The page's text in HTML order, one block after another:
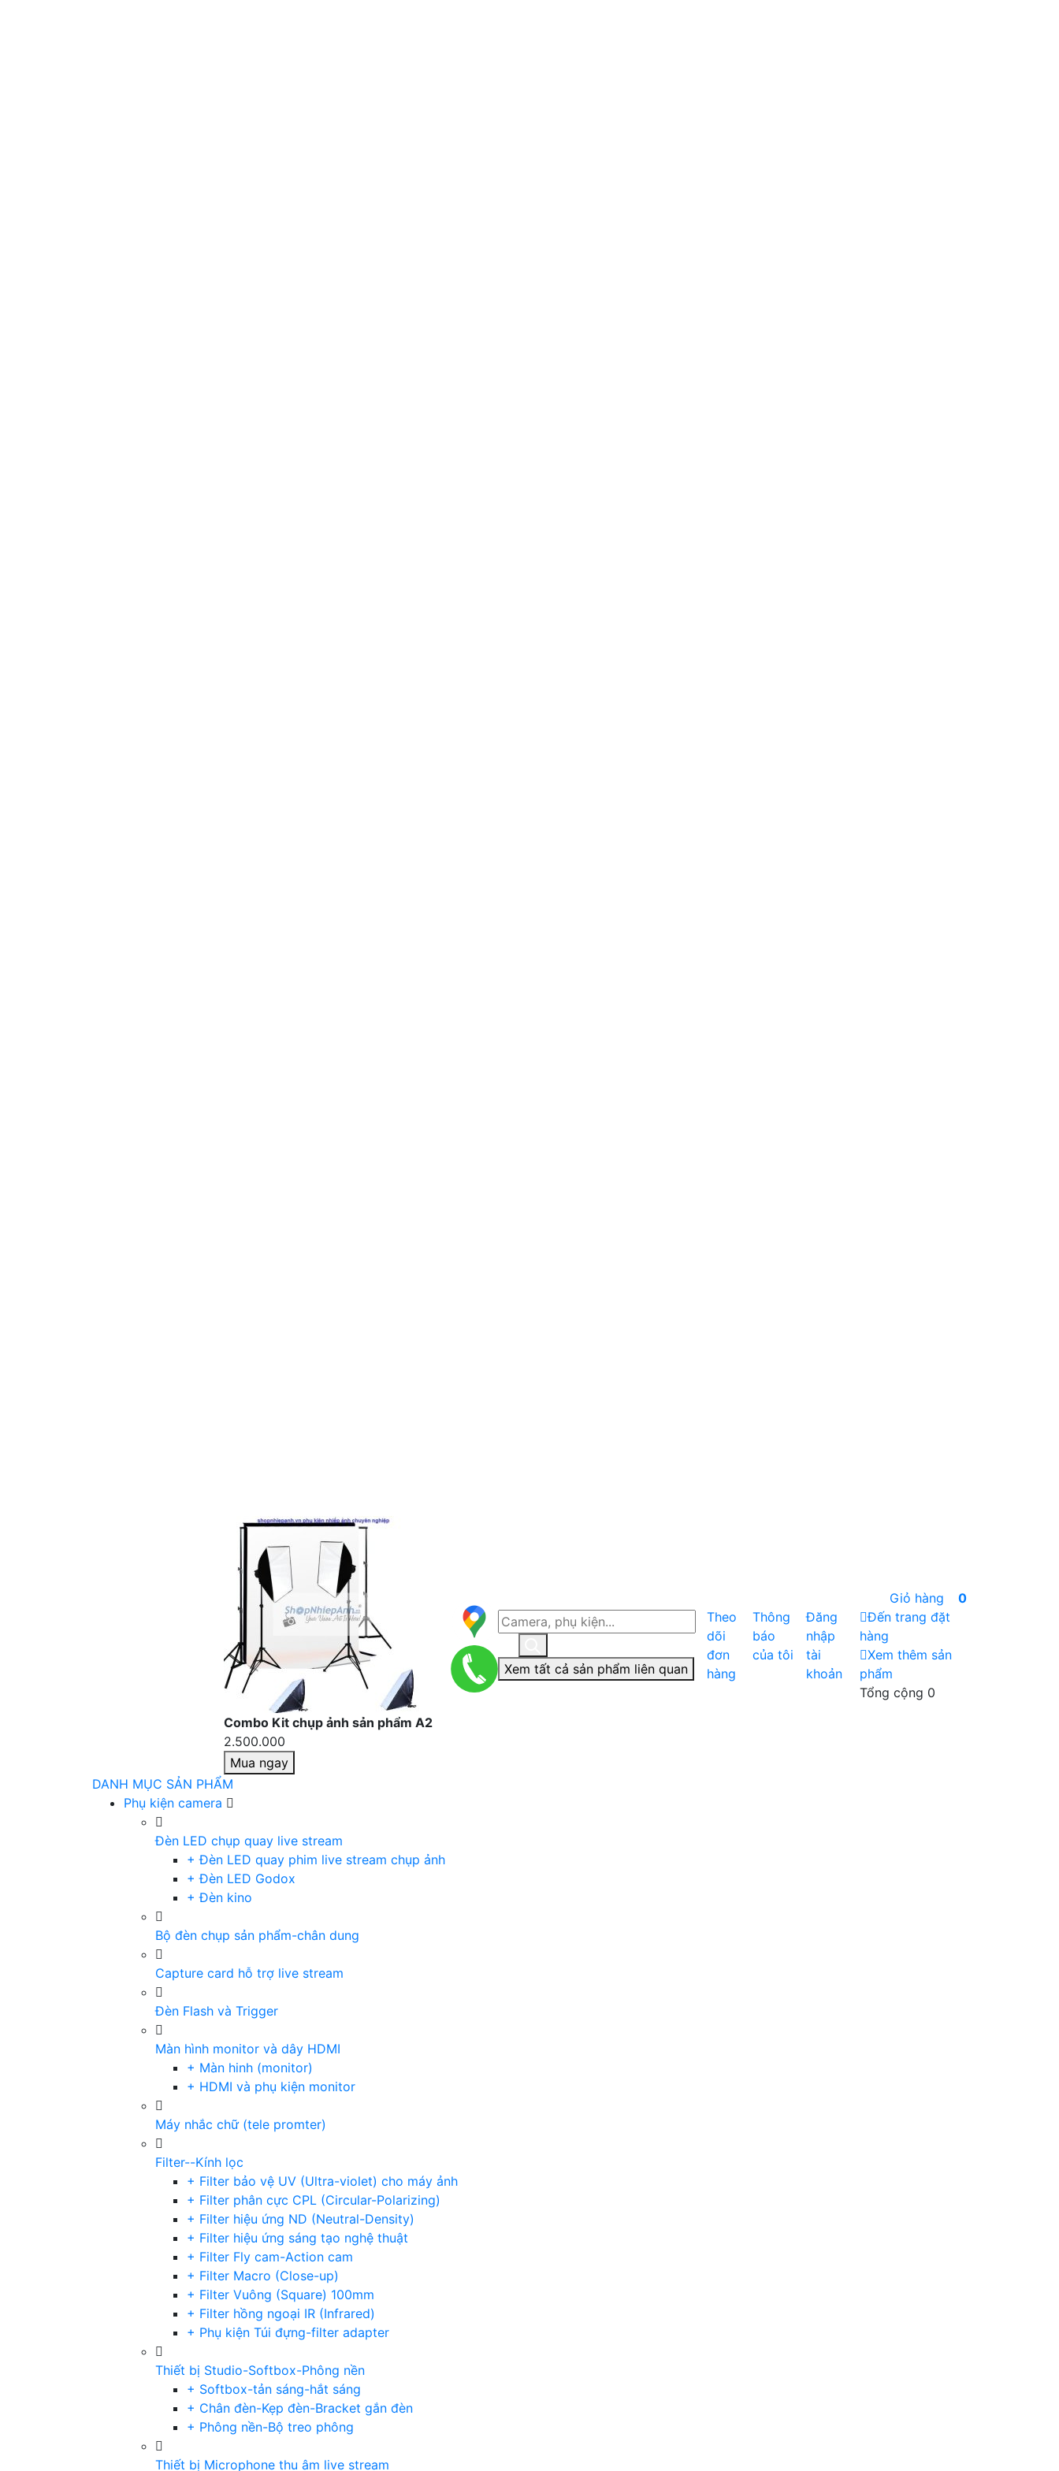
Combo Kit chụp ảnh sản phẩm A2
2.500.000
Mua ngay
Xem tất cả sản phẩm liên quan
Theo
dõi
đơn
hàng
Thông
báo
của tôi
Đăng
nhập
tài
khoản
Giỏ hàng
0
Đến trang đặt
hàng
Xem thêm sản
phẩm
Tổng cộng 0
DANH MỤC SẢN PHẨM
Phụ kiện camera
Đèn LED chụp quay live stream
+ Đèn LED quay phim live stream chụp ảnh
+ Đèn LED Godox
+ Đèn kino
Bộ đèn chụp sản phẩm-chân dung
Capture card hỗ trợ live stream
Đèn Flash và Trigger
Màn hình monitor và dây HDMI
+ Màn hinh (monitor)
+ HDMI và phụ kiện monitor
Máy nhắc chữ (tele promter)
Filter--Kính lọc
+ Filter bảo vệ UV (Ultra-violet) cho máy ảnh
+ Filter phân cực CPL (Circular-Polarizing)
+ Filter hiệu ứng ND (Neutral-Density)
+ Filter hiệu ứng sáng tạo nghệ thuật
+ Filter Fly cam-Action cam
+ Filter Macro (Close-up)
+ Filter Vuông (Square) 100mm
+ Filter hồng ngoại IR (Infrared)
+ Phụ kiện Túi đựng-filter adapter
Thiết bị Studio-Softbox-Phông nền
+ Softbox-tản sáng-hắt sáng
+ Chân đèn-Kẹp đèn-Bracket gắn đèn
+ Phông nền-Bộ treo phông
Thiết bị Microphone thu âm live stream